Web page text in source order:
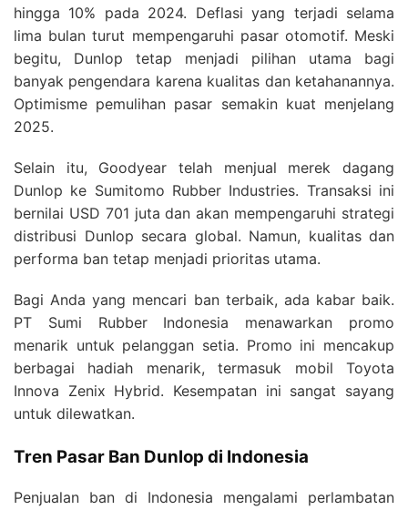
hingga 10% pada 2024. Deflasi yang terjadi selama
lima bulan turut mempengaruhi pasar otomotif. Meski
begitu, Dunlop tetap menjadi pilihan utama bagi
banyak pengendara karena kualitas dan ketahanannya.
Optimisme pemulihan pasar semakin kuat menjelang
2025.
Selain itu, Goodyear telah menjual merek dagang
Dunlop ke Sumitomo Rubber Industries. Transaksi ini
bernilai USD 701 juta dan akan mempengaruhi strategi
distribusi Dunlop secara global. Namun, kualitas dan
performa ban tetap menjadi prioritas utama.
Bagi Anda yang mencari ban terbaik, ada kabar baik.
PT Sumi Rubber Indonesia menawarkan promo
menarik untuk pelanggan setia. Promo ini mencakup
berbagai hadiah menarik, termasuk mobil Toyota
Innova Zenix Hybrid. Kesempatan ini sangat sayang
untuk dilewatkan.
Tren Pasar Ban Dunlop di Indonesia
Penjualan ban di Indonesia mengalami perlambatan